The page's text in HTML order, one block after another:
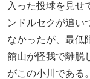
入った投球を見せ
ンドルセクが追い
なかったが、最低
館山が怪我で離脱
がこの小川である